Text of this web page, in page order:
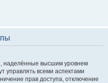
наделённые высшим уровнем
управлять всеми аспектами
прав доступа, отключение